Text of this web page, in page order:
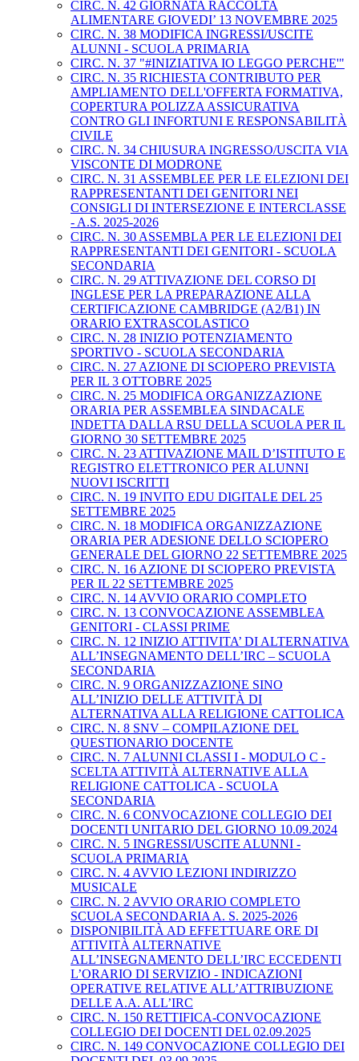
CIRC. N. 42 GIORNATA RACCOLTA
ALIMENTARE GIOVEDI’ 13 NOVEMBRE 2025
CIRC. N. 38 MODIFICA INGRESSI/USCITE
ALUNNI - SCUOLA PRIMARIA
CIRC. N. 37 "#INIZIATIVA IO LEGGO PERCHE'"
CIRC. N. 35 RICHIESTA CONTRIBUTO PER
AMPLIAMENTO DELL'OFFERTA FORMATIVA,
COPERTURA POLIZZA ASSICURATIVA
CONTRO GLI INFORTUNI E RESPONSABILITÀ
CIVILE
CIRC. N. 34 CHIUSURA INGRESSO/USCITA VIA
VISCONTE DI MODRONE
CIRC. N. 31 ASSEMBLEE PER LE ELEZIONI DEI
RAPPRESENTANTI DEI GENITORI NEI
CONSIGLI DI INTERSEZIONE E INTERCLASSE
- A.S. 2025-2026
CIRC. N. 30 ASSEMBLA PER LE ELEZIONI DEI
RAPPRESENTANTI DEI GENITORI - SCUOLA
SECONDARIA
CIRC. N. 29 ATTIVAZIONE DEL CORSO DI
INGLESE PER LA PREPARAZIONE ALLA
CERTIFICAZIONE CAMBRIDGE (A2/B1) IN
ORARIO EXTRASCOLASTICO
CIRC. N. 28 INIZIO POTENZIAMENTO
SPORTIVO - SCUOLA SECONDARIA
CIRC. N. 27 AZIONE DI SCIOPERO PREVISTA
PER IL 3 OTTOBRE 2025
CIRC. N. 25 MODIFICA ORGANIZZAZIONE
ORARIA PER ASSEMBLEA SINDACALE
INDETTA DALLA RSU DELLA SCUOLA PER IL
GIORNO 30 SETTEMBRE 2025
CIRC. N. 23 ATTIVAZIONE MAIL D’ISTITUTO E
REGISTRO ELETTRONICO PER ALUNNI
NUOVI ISCRITTI
CIRC. N. 19 INVITO EDU DIGITALE DEL 25
SETTEMBRE 2025
CIRC. N. 18 MODIFICA ORGANIZZAZIONE
ORARIA PER ADESIONE DELLO SCIOPERO
GENERALE DEL GIORNO 22 SETTEMBRE 2025
CIRC. N. 16 AZIONE DI SCIOPERO PREVISTA
PER IL 22 SETTEMBRE 2025
CIRC. N. 14 AVVIO ORARIO COMPLETO
CIRC. N. 13 CONVOCAZIONE ASSEMBLEA
GENITORI - CLASSI PRIME
CIRC. N. 12 INIZIO ATTIVITA’ DI ALTERNATIVA
ALL’INSEGNAMENTO DELL’IRC – SCUOLA
SECONDARIA
CIRC. N. 9 ORGANIZZAZIONE SINO
ALL’INIZIO DELLE ATTIVITÀ DI
ALTERNATIVA ALLA RELIGIONE CATTOLICA
CIRC. N. 8 SNV – COMPILAZIONE DEL
QUESTIONARIO DOCENTE
CIRC. N. 7 ALUNNI CLASSI I - MODULO C -
SCELTA ATTIVITÀ ALTERNATIVE ALLA
RELIGIONE CATTOLICA - SCUOLA
SECONDARIA
CIRC. N. 6 CONVOCAZIONE COLLEGIO DEI
DOCENTI UNITARIO DEL GIORNO 10.09.2024
CIRC. N. 5 INGRESSI/USCITE ALUNNI -
SCUOLA PRIMARIA
CIRC. N. 4 AVVIO LEZIONI INDIRIZZO
MUSICALE
CIRC. N. 2 AVVIO ORARIO COMPLETO
SCUOLA SECONDARIA A. S. 2025-2026
DISPONIBILITÀ AD EFFETTUARE ORE DI
ATTIVITÀ ALTERNATIVE
ALL’INSEGNAMENTO DELL’IRC ECCEDENTI
L’ORARIO DI SERVIZIO - INDICAZIONI
OPERATIVE RELATIVE ALL’ATTRIBUZIONE
DELLE A.A. ALL’IRC
CIRC. N. 150 RETTIFICA-CONVOCAZIONE
COLLEGIO DEI DOCENTI DEL 02.09.2025
CIRC. N. 149 CONVOCAZIONE COLLEGIO DEI